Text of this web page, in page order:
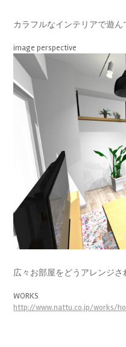
カラフルなインテリアで遊ん
image perspective
広々お部屋をどうアレンジ
WORKS
http://www.nattu.co.jp/works/